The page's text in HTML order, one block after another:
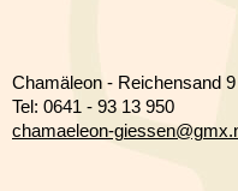
Chamäleon - Reichensand
Tel: 0641 - 93 13 950
chamaeleon-